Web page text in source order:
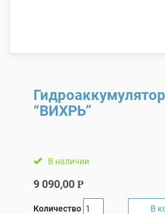
“ВИХРЬ”
В наличии
9 090,00 Р
Количество
В